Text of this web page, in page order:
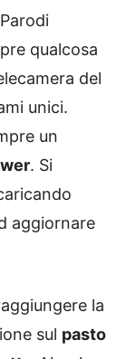
qualcosa
del
unici.
un
. Si
aggiornare
la
sul pasto